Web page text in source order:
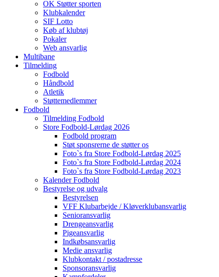
OK Støtter sporten
Klubkalender
SIF Lotto
Køb af klubtøj
Pokaler
Web ansvarlig
Multibane
Tilmelding
Fodbold
Håndbold
Atletik
Støttemedlemmer
Fodbold
Tilmelding Fodbold
Store Fodbold-Lørdag 2026
Fodbold program
Støt sponsrerne de støtter os
Foto`s fra Store Fodbold-Lørdag 2025
Foto`s fra Store Fodbold-Lørdag 2024
Foto`s fra Store Fodbold-Lørdag 2023
Kalender Fodbold
Bestyrelse og udvalg
Bestyrelsen
VFF Klubarbejde / Kløverklubansvarlig
Senioransvarlig
Drengeansvarlig
Pigeansvarlig
Indkøbsansvarlig
Medie ansvarlig
Klubkontakt / postadresse
Sponsoransvarlig